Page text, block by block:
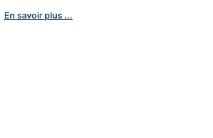
D2790N
En savoir plus ...